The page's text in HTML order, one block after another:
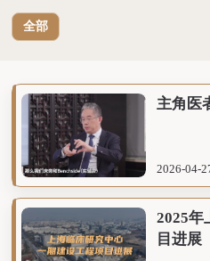
全部
主角医
2026-04-
2025年
目进展